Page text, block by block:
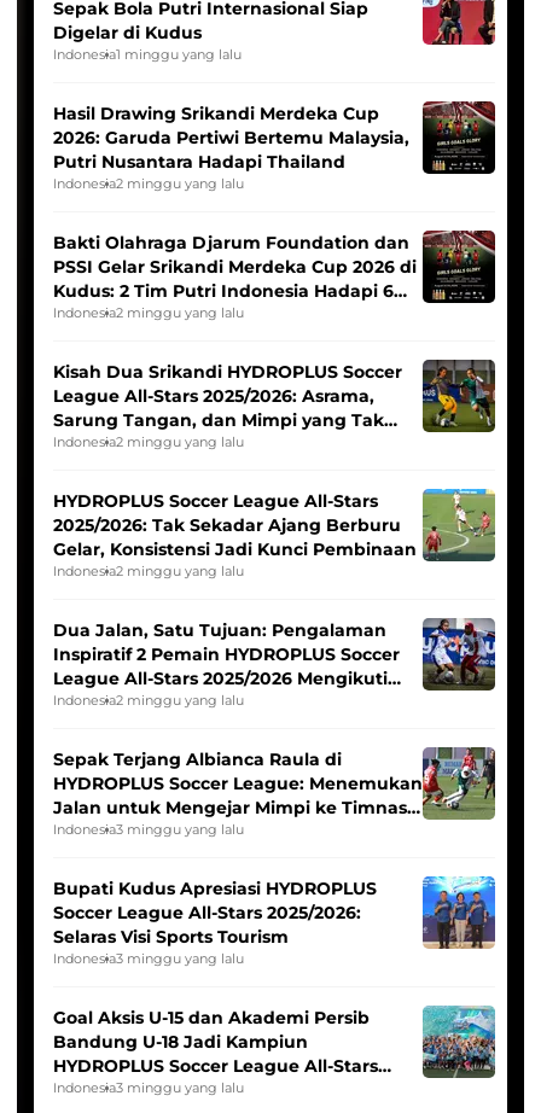
Sepak Bola Putri Internasional Siap
Digelar di Kudus
Indonesia1 minggu yang lalu
Hasil Drawing Srikandi Merdeka Cup
2026: Garuda Pertiwi Bertemu Malaysia,
Putri Nusantara Hadapi Thailand
Indonesia2 minggu yang lalu
Bakti Olahraga Djarum Foundation dan
PSSI Gelar Srikandi Merdeka Cup 2026 di
Kudus: 2 Tim Putri Indonesia Hadapi 6
Tim Asia
Indonesia2 minggu yang lalu
Kisah Dua Srikandi HYDROPLUS Soccer
League All-Stars 2025/2026: Asrama,
Sarung Tangan, dan Mimpi yang Tak
Pernah Padam
Indonesia2 minggu yang lalu
HYDROPLUS Soccer League All-Stars
2025/2026: Tak Sekadar Ajang Berburu
Gelar, Konsistensi Jadi Kunci Pembinaan
Indonesia2 minggu yang lalu
Dua Jalan, Satu Tujuan: Pengalaman
Inspiratif 2 Pemain HYDROPLUS Soccer
League All-Stars 2025/2026 Mengikuti
Seleksi Timnas Indonesia Putri
Indonesia2 minggu yang lalu
Sepak Terjang Albianca Raula di
HYDROPLUS Soccer League: Menemukan
Jalan untuk Mengejar Mimpi ke Timnas
Indonesia Putri
Indonesia3 minggu yang lalu
Bupati Kudus Apresiasi HYDROPLUS
Soccer League All-Stars 2025/2026:
Selaras Visi Sports Tourism
Indonesia3 minggu yang lalu
Goal Aksis U-15 dan Akademi Persib
Bandung U-18 Jadi Kampiun
HYDROPLUS Soccer League All-Stars
2025/2026
Indonesia3 minggu yang lalu